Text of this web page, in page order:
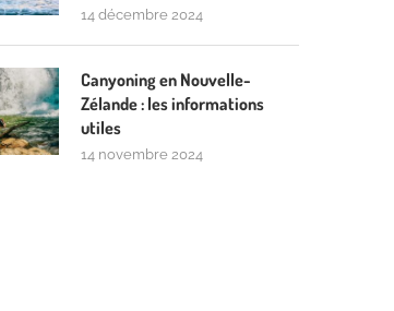
14 décembre 2024
Canyoning en Nouvelle-
Zélande : les informations
utiles
14 novembre 2024